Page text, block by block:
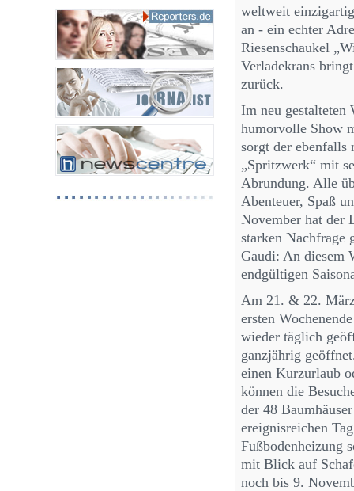
weltweit
an - ein echter
Riesenschaukel
Verladekrans
zurück.
Im neu gestalteten
humorvolle Show
sorgt der ebenfalls
„Spritzwerk“ mit
Abrundung. Alle
Abenteuer, Spaß
November hat der
starken Nachfrage
Gaudi: An diesem
endgültigen
Am 21. & 22.
ersten
wieder täglich
ganzjährig
einen Kurzurlaub
können die
der 48
ereignisreichen
Fußbodenheizung
mit Blick auf
noch bis 9.